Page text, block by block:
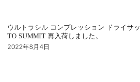
ウルトラシル コンプレッション ドライサ
TO SUMMIT 再入荷しました。
2022年8月4日